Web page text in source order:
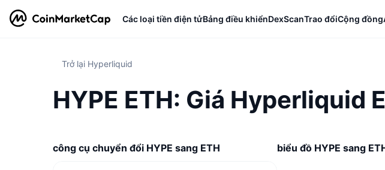
Các loại tiền điện tửBảng điều khiểnDexScanTrao đổiCộng đồng
Trở lại Hyperliquid
HYPE ETH: Giá Hyperliquid
công cụ chuyển đổi HYPE sang ETH biểu đồ HYPE sang